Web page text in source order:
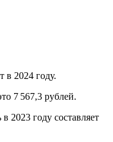
в 2024 году.
7 567,3 рублей.
2023 году составляет